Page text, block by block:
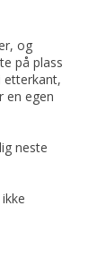
og
på plass
etterkant,
en egen
neste